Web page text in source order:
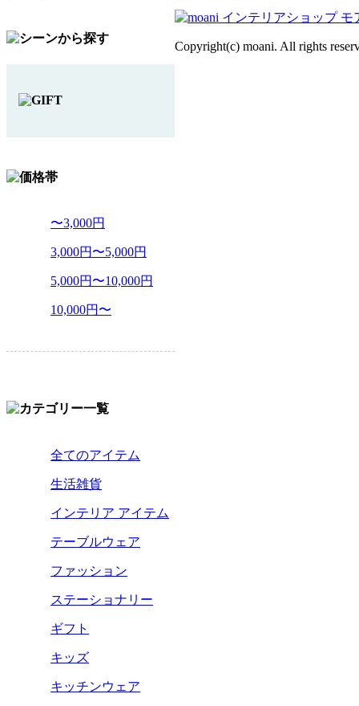
〜3,000円
3,000円〜5,000円
5,000円〜10,000円
10,000円〜
全てのアイテム
生活雑貨
インテリア アイテム
テーブルウェア
ファッション
ステーショナリー
ギフト
キッズ
キッチンウェア
Copyright(c) moani. All rights